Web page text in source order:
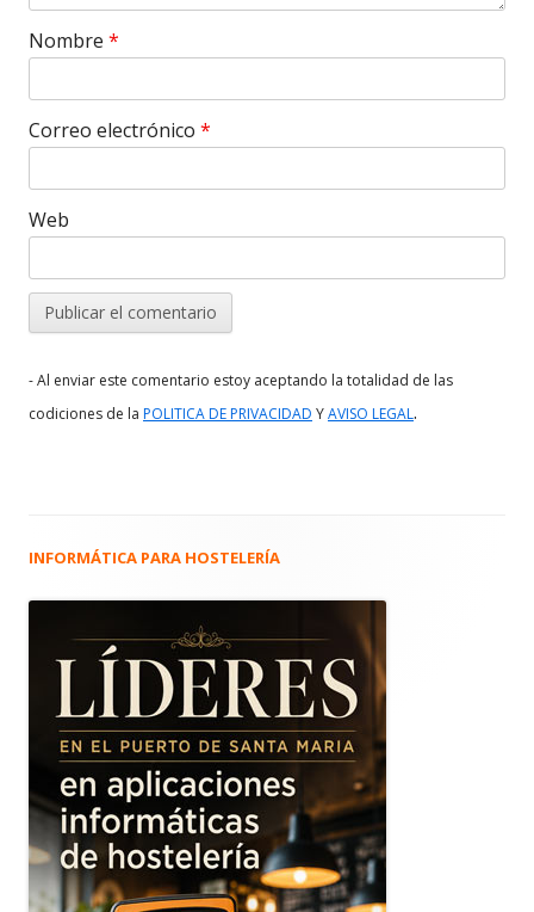
Nombre *
Correo electrónico *
Web
- Al enviar este comentario estoy aceptando la totalidad de las
codiciones de la POLITICA DE PRIVACIDAD YAVISO LEGAL.
Barra
principal
INFORMÁTICA PARA HOSTELERÍA